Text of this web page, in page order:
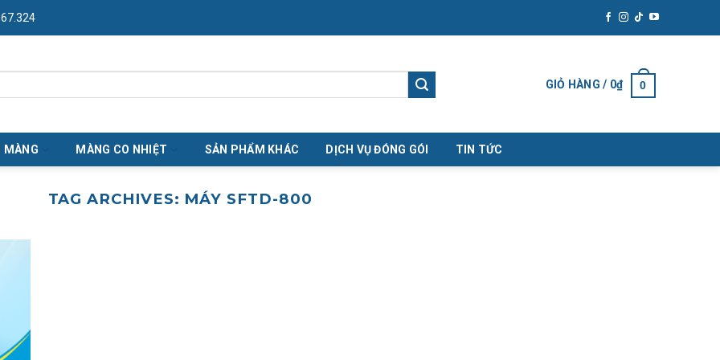
GIỎ HÀNG / 0₫ 0
MÀNG MÀNG CO NHIỆT SẢN PHẨM KHÁC DỊCH VỤ ĐÓNG GÓI TIN TỨC
TAG ARCHIVES: MÁY SFTD-800